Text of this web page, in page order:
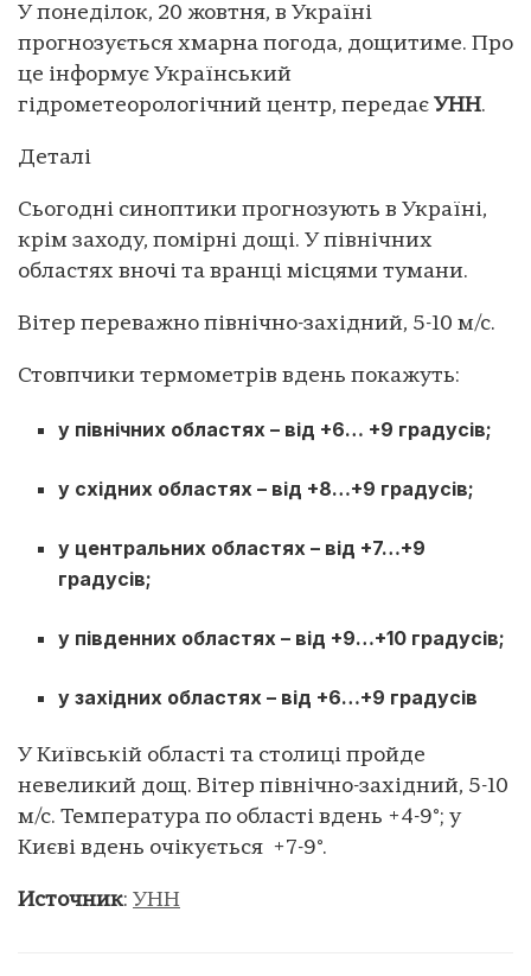
У понеділок, 20 жовтня, в Україні
прогнозується хмарна погода, дощитиме. Про
це інформує Український
гідрометеорологічний центр, передає УНН.
Деталі
Сьогодні синоптики прогнозують в Україні,
крім заходу, помірні дощі. У північних
областях вночі та вранці місцями тумани.
Вітер переважно північно-західний, 5-10 м/с.
Стовпчики термометрів вдень покажуть:
у північних областях – від +6… +9 градусів;
у східних областях – від +8…+9 градусів;
у центральних областях – від +7…+9
градусів;
у південних областях – від +9…+10 градусів;
у західних областях – від +6…+9 градусів
У Київській області та столиці пройде
невеликий дощ. Вітер північно-західний, 5-10
м/с. Температура по області вдень +4-9°; у
Києві вдень очікується +7-9°.
Источник: УНН